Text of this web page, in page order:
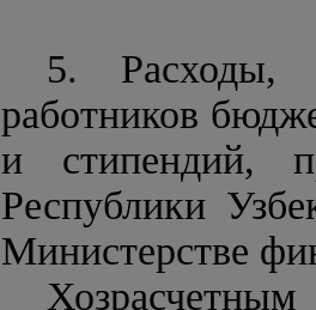
5. Расходы,
работников
и стипендий,
Республики
Министерстве